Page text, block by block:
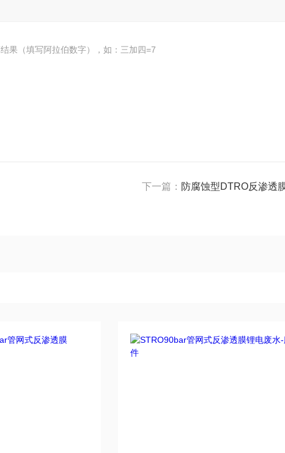
果（填写阿拉伯数字），如：三加四=7
下一篇： 防腐蚀型DTRO反渗透